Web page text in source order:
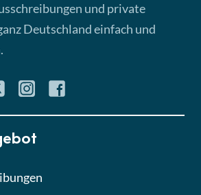
► 4:31 Min
Quiz
im Vergabeverfahren
und private
Deutschland einfach und